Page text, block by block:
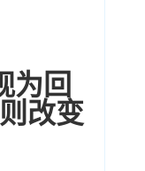
为回
改变